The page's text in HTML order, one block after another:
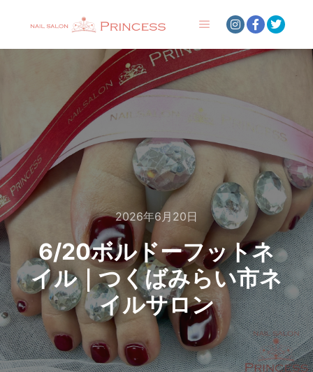
2026年6月20日
6/20ボルドーフットネ
イル｜つくばみらい市ネ
イルサロン